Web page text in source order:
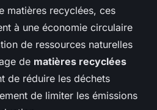
matières recyclées, ces
à une économie circulaire
de ressources naturelles
de matières recyclées
de réduire les déchets
de limiter les émissions